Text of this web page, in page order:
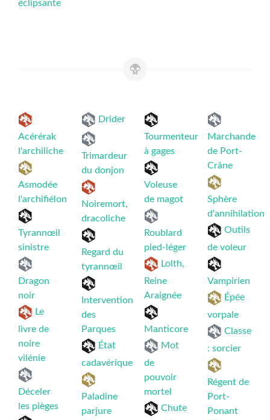
éclipsante
Acérérak
l'archiliche
Asmodée
l'archifiélon
Tyrannœil
sinistre
Dragon
noir
Le
livre de
noire
vilénie
Déceler
les pièges
Drider
Trimardeur
du donjon
Noiremort,
dracoliche
Regard du
tyrannœil
Intervention
des
Parques
État
cadavérique
Paladine
parjure
Tourmenteur
à gages
Voleuse
de magot
Roublard
pied-léger
Lolth,
Reine
Araignée
Manticore
Mot
de
pouvoir
mortel
Chute
Marchande
de Port-
Crâne
Sphère
d'annihilation
Outils
de voleur
Vampirien
Épée
vorpale
Classe
: sorcier
Régent de
Port-
Ponant